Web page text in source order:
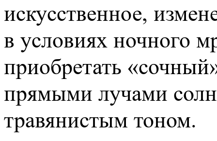
искусственное,
в условиях ночного
приобретать
прямыми лучами
травянистым тоном.